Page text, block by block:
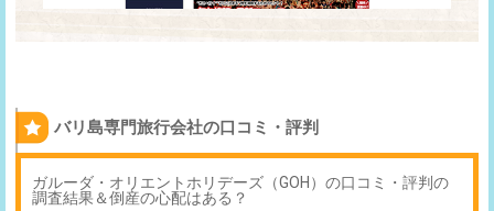
バリ島専門旅行会社の口コミ・評判
ガルーダ・オリエントホリデーズ（GOH）の口コミ・評判の
調査結果＆倒産の心配はある？